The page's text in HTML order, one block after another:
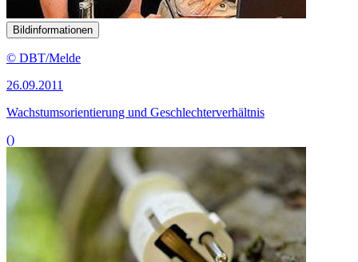
Bildinformationen
© DBT/Melde
26.09.2011
Wachstumsorientierung und Geschlechterverhältnis
()